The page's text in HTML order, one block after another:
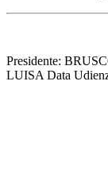
Presidente:
LUISA Data